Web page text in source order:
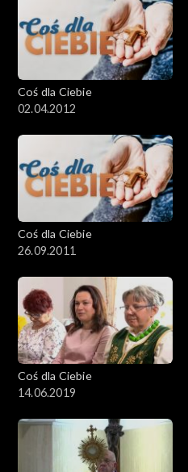
Coś dla Ciebie
02.04.2012
Coś dla Ciebie
26.09.2011
Coś dla Ciebie
14.06.2019